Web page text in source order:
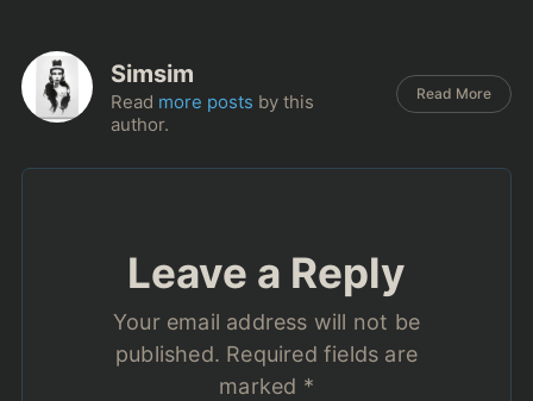
Simsim
Read more posts by this
author.
Read More
Leave a Reply
Your email address will not be
published. Required fields are
marked *